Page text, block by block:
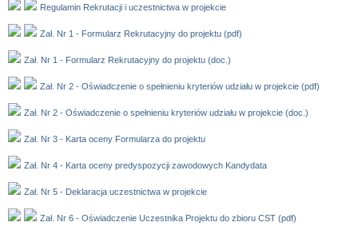
Regulamin Rekrutacji i uczestnictwa w projekcie
Zał. Nr 1 - Formularz Rekrutacyjny do projektu (pdf)
Zał. Nr 1 - Formularz Rekrutacyjny do projektu (doc.)
Zał. Nr 2 - Oświadczenie o spełnieniu kryteriów udziału w projekcie (pdf)
Zał. Nr 2 - Oświadczenie o spełnieniu kryteriów udziału w projekcie (doc.)
Zał. Nr 3 - Karta oceny Formularza do projektu
Zał. Nr 4 - Karta oceny predyspozycji zawodowych Kandydata
Zał. Nr 5 - Deklaracja uczestnictwa w projekcie
Zał. Nr 6 - Oświadczenie Uczestnika Projektu do zbioru CST (pdf)